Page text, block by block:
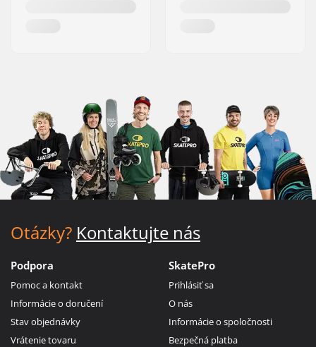
Otázky? Kontaktujte nás
Podpora
Pomoc a kontakt
Informácie o doručení
Stav objednávky
Vrátenie tovaru
SkatePro
Prihlásiť sa
O nás
Informácie o spoločnosti
Bezpečná platba